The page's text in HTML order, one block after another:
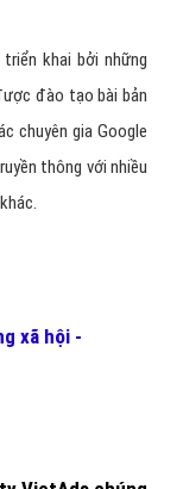
khai bởi những
đào tạo bài bản
chuyên gia Google
thông với nhiều